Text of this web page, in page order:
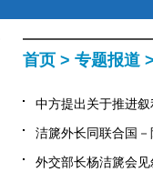
首页 > 专题报道
中方提出关于推进
洁篪外长同联合国
外交部长杨洁篪会